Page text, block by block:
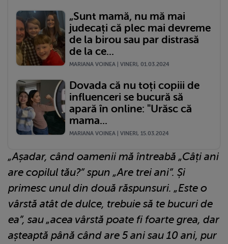
„Sunt mamă, nu mă mai
judecați că plec mai devreme
de la birou sau par distrasă
de la ce...
MARIANA VOINEA | VINERI, 01.03.2024
Dovada că nu toți copiii de
influenceri se bucură să
apară în online: "Urăsc că
mama...
MARIANA VOINEA | VINERI, 15.03.2024
„Așadar, când oamenii mă întreabă „Câți ani
are copilul tău?” spun „Are trei ani”. Și
primesc unul din două răspunsuri. „Este o
vârstă atât de dulce, trebuie să te bucuri de
ea”, sau „acea vârstă poate fi foarte grea, dar
așteaptă până când are 5 ani sau 10 ani, pur